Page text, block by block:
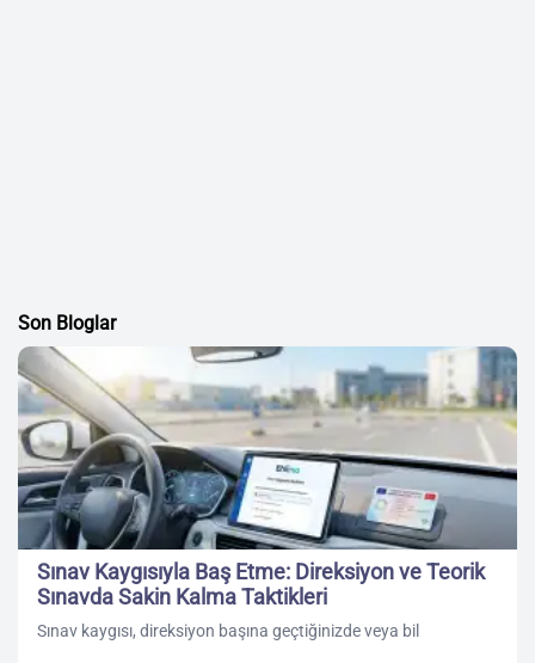
Son Bloglar
Sınav Kaygısıyla Baş Etme: Direksiyon ve Teorik
Sınavda Sakin Kalma Taktikleri
Sınav kaygısı, direksiyon başına geçtiğinizde veya bil